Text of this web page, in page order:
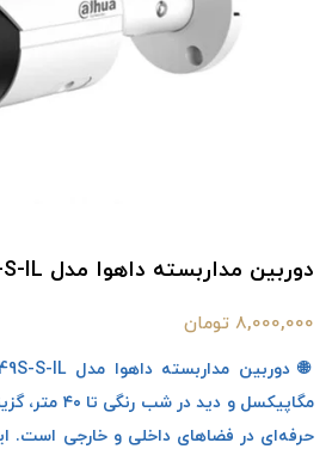
دوربین مداربسته داهوا مدل IPS-HFW2449S-S-IL
8,000,000 تومان
مگاپیکسل و